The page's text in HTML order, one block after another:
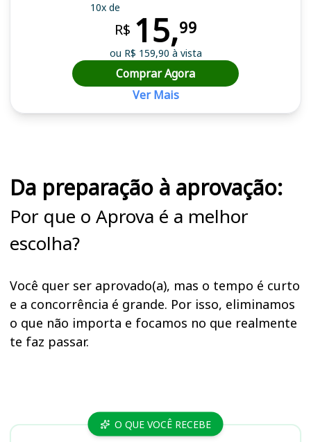
10x de
R$ 15,99
ou R$ 159,90 à vista
Comprar Agora
Ver Mais
Da preparação à aprovação:
Por que o Aprova é a melhor
escolha?
Você quer ser aprovado(a), mas o tempo é curto
e a concorrência é grande. Por isso, eliminamos
o que não importa e focamos no que realmente
te faz passar.
Cursos O QUE VOCÊ RECEBE